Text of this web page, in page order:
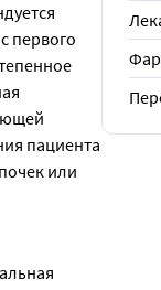
первого
пациента
или